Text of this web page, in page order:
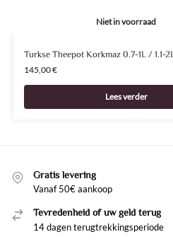
Niet in voorraad
Turkse Theepot Korkmaz 0.7-1L / 1.1-2L
145,00€
Lees verder
Gratis levering
Vanaf 50€ aankoop
Tevredenheid of uw geld terug
14 dagen terugtrekkingsperiode